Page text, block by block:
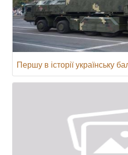
Першу в історії українську